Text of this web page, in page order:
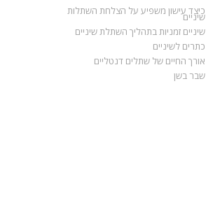
כיצד עישון משפיע על הצלחת השתלות
שיניים
שיניים זמניות בתהליך השתלת שיניים
כתרים לשיניים
אורך החיים של שתלים דנטליים
שבר בשן